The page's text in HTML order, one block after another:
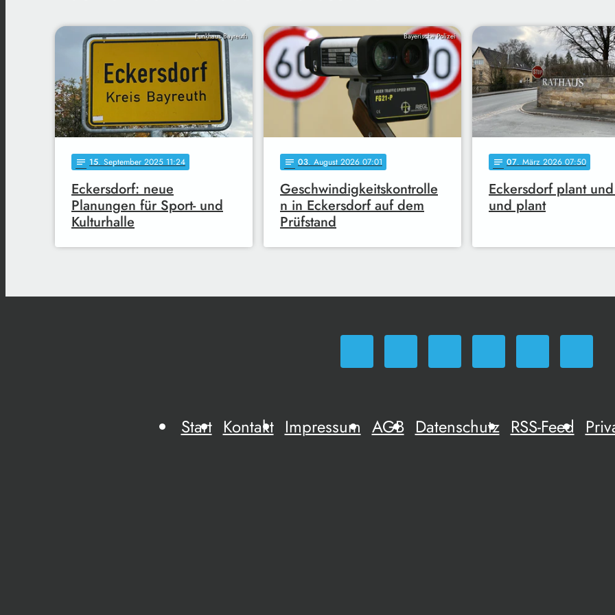
Funkhaus Bayreuth
notes 15. September 2025 11:24
Eckersdorf: neue
Planungen für Sport- und
Kulturhalle
Bayerische Polizei
notes 03. August 2026 07:01
Geschwindigkeitskontrolle
n in Eckersdorf auf dem
Prüfstand
notes 07. März 2026 07:50
Eckersdorf plant
und plant
Start Kontakt Impressum AGB Datenschutz RSS-Feed